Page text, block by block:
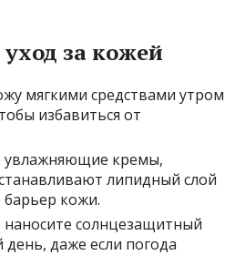
за кожей
мягкими средствами утром
избавиться от
увлажняющие кремы,
липидный слой
кожи.
наносите солнцезащитный
даже если погода